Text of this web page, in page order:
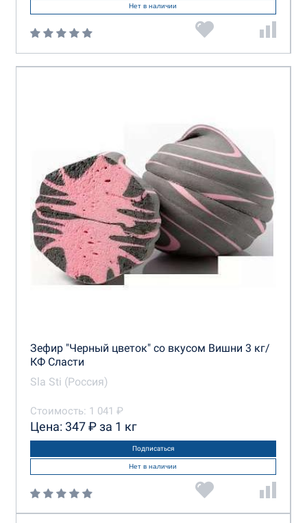
Нет в наличии
Зефир "Черный цветок" со вкусом Вишни 3 кг/
КФ Сласти
Sla Sti (Россия)
Стоимость: 1 041 ₽
Цена: 347 ₽ за 1 кг
Подписаться
Нет в наличии